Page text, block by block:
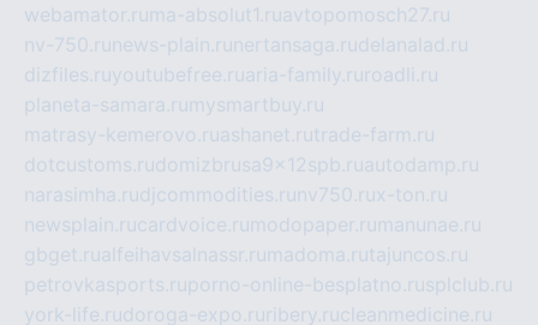
webamator.ru ma-absolut1.ruavtopomosch27.ru
nv-750.ru news-plain.ru nertansaga.rudelanalad.ru
dizfiles.ruyoutubefree.ruaria-family.ru roadli.ru
planeta-samara.ru mysmartbuy.ru
matrasy-kemerovo.ruashanet.rutrade-farm.ru
dotcustoms.rudomizbrusa9x12spb.ruautodamp.ru
narasimha.rudjcommodities.ru nv750.rux-ton.ru
newsplain.rucardvoice.ru modopaper.ru manunae.ru
gbget.rualfeihavsalnassr.ru madoma.rutajuncos.ru
petrovkasports.ruporno-online-besplatno.rusplclub.ru
york-life.rudoroga-expo.ru ribery.rucleanmedicine.ru